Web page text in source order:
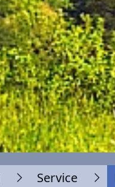
Service